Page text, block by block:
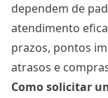
dependem de
atendimento
prazos, pontos
atrasos e
Como solicitar